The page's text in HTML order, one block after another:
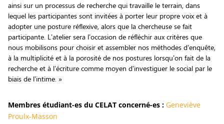
ainsi sur un processus de recherche qui travaille le terrain, dans
lequel les participantes sont invitées à porter leur propre voix et à
adopter une posture réflexive, alors que la chercheuse se fait
participante. L’atelier sera l’occasion de réfléchir aux critères que
nous mobilisons pour choisir et assembler nos méthodes d’enquête,
à la multiplicité et à la porosité de nos postures lorsqu’on fait de la
recherche et à l’écriture comme moyen d’investiguer le social par le
biais de l’intime. »
Membres étudiant-es du CELAT concerné-es : Geneviève
Proulx-Masson